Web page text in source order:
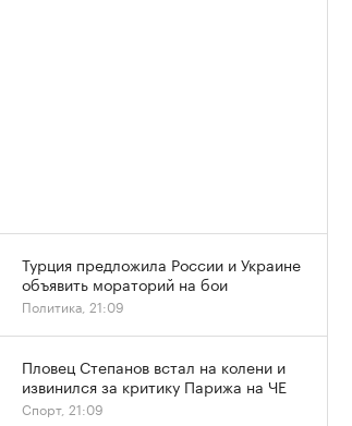
Турция предложила России и Украине
объявить мораторий на бои
Политика, 21:09
Пловец Степанов встал на колени и
извинился за критику Парижа на ЧЕ
Спорт, 21:09